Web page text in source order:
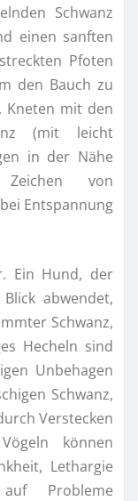
Schwanz
einen sanften
Pfoten
den Bauch zu
Kneten mit den
(mit leicht
in der Nähe
von
Entspannung
Ein Hund, der
abwendet,
Schwanz,
Hecheln sind
Unbehagen
Schwanz,
Verstecken
können
Lethargie
Probleme